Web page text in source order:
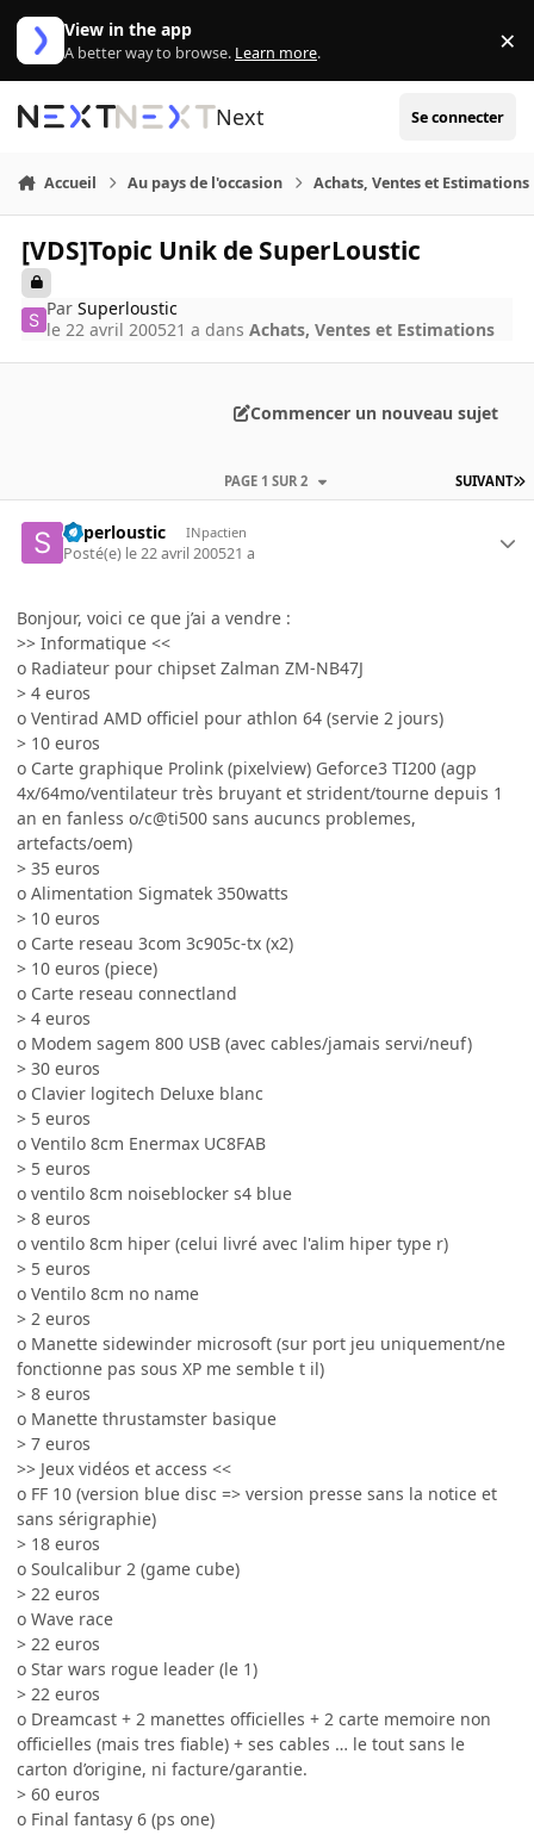
Aller au contenu
View in the app
A better way to browse. Learn more. ×
Next Se connecter
Accueil Au pays de l'occasion Achats, Ventes et Estimations
[VDS]Topic Unik de SuperLoustic
ParSuperloustic
le 22 avril 200521 a dansAchats, Ventes et Estimations
Commencer un nouveau sujet
SUIVANT
PAGE 1 SUR 2
Superloustic INpactien
Posté(e) le 22 avril 200521 a
Bonjour, voici ce que j’ai a vendre :
>> Informatique <<
o Radiateur pour chipset Zalman ZM-NB47J
> 4 euros
o Ventirad AMD officiel pour athlon 64 (servie 2 jours)
> 10 euros
o Carte graphique Prolink (pixelview) Geforce3 TI200 (agp
4x/64mo/ventilateur très bruyant et strident/tourne depuis 1
an en fanless o/c@ti500 sans aucuncs problemes,
artefacts/oem)
> 35 euros
o Alimentation Sigmatek 350watts
> 10 euros
o Carte reseau 3com 3c905c-tx (x2)
> 10 euros (piece)
o Carte reseau connectland
> 4 euros
o Modem sagem 800 USB (avec cables/jamais servi/neuf)
> 30 euros
o Clavier logitech Deluxe blanc
> 5 euros
o Ventilo 8cm Enermax UC8FAB
> 5 euros
o ventilo 8cm noiseblocker s4 blue
> 8 euros
o ventilo 8cm hiper (celui livré avec l'alim hiper type r)
> 5 euros
o Ventilo 8cm no name
> 2 euros
o Manette sidewinder microsoft (sur port jeu uniquement/ne
fonctionne pas sous XP me semble t il)
> 8 euros
o Manette thrustamster basique
> 7 euros
>> Jeux vidéos et access <<
o FF 10 (version blue disc => version presse sans la notice et
sans sérigraphie)
> 18 euros
o Soulcalibur 2 (game cube)
> 22 euros
o Wave race
> 22 euros
o Star wars rogue leader (le 1)
> 22 euros
o Dreamcast + 2 manettes officielles + 2 carte memoire non
officielles (mais tres fiable) + ses cables … le tout sans le
carton d’origine, ni facture/garantie.
> 60 euros
o Final fantasy 6 (ps one)